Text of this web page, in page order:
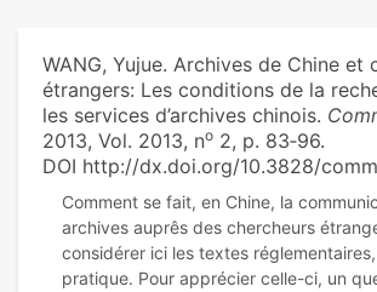
WANG, Yujue. Archives de Chine et
étrangers: Les conditions de la
les services d’archives chinois.
2013, Vol. 2013, no 2, p. 83‑96.
DOI http://dx.doi.org/10.3828/
Comment se fait, en Chine, la
archives auprês des chercheurs
considérer ici les textes
pratique. Pour apprécier celle-ci, un